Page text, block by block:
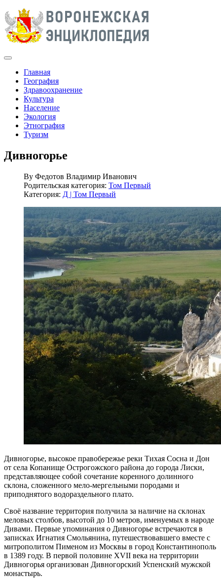
Главная
География
Здравоохранение
Культура
Население
Экология
Этнография
Туризм
Дивногорье
By Федотов Владимир Иванович
Родительская категория: Том Первый
Категория: Д | Том Первый
Дивногорье, высокое правобережье реки Тихая Сосна и Дон
от села Копанище Острогожского района до города Лиски,
представляющее собой сочетание коренного долинного
склона, сложенного мело-мергельными породами и
приподнятого водораздельного плато.
Своё название территория получила за наличие на склонах
меловых столбов, высотой до 10 метров, именуемых в народе
Дивами. Первые упоминания о Дивногорье встречаются в
записках Игнатия Смольянина, путешествовавшего вместе с
митрополитом Пименом из Москвы в город Константинополь
в 1389 году. В первой половине XVII века на территории
Дивногорья организован Дивногорский Успенский мужской
монастырь.